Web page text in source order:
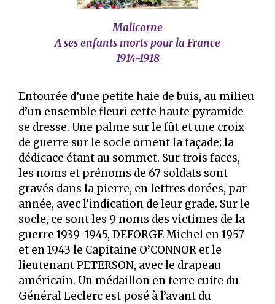
Malicorne
A ses enfants morts pour la France
1914-1918
Entourée d’une petite haie de buis, au milieu
d’un ensemble fleuri cette haute pyramide
se dresse. Une palme sur le fût et une croix
de guerre sur le socle ornent la façade; la
dédicace étant au sommet. Sur trois faces,
les noms et prénoms de 67 soldats sont
gravés dans la pierre, en lettres dorées, par
année, avec l’indication de leur grade. Sur le
socle, ce sont les 9 noms des victimes de la
guerre 1939-1945, DEFORGE Michel en 1957
et en 1943 le Capitaine O’CONNOR et le
lieutenant PETERSON, avec le drapeau
américain. Un médaillon en terre cuite du
Général Leclerc est posé à l’avant du